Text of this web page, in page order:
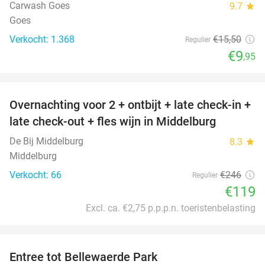
Carwash Goes 9.7 star
Goes
Verkocht: 1.368
Regulier €15,50
€9,95
52%
Overnachting voor 2 + ontbijt + late check-in +
late check-out + fles wijn in Middelburg
De Bij Middelburg 8.3 star
Middelburg
Verkocht: 66
Regulier €246
€119
Excl. ca. €2,75 p.p.p.n. toeristenbelasting
Entree tot Bellewaerde Park